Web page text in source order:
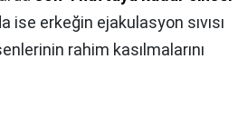
ise erkeğin ejakulasyon sıvısı
rahim kasılmalarını